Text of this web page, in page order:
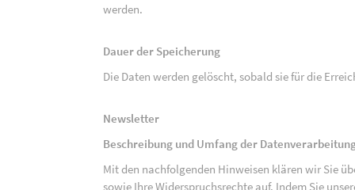
werden.
Dauer der Speicherung
Die Daten werden gelöscht, sobald sie für die
Newsletter
Beschreibung und Umfang der
Mit den nachfolgenden Hinweisen klären wir Sie
sowie Ihre Widerspruchsrechte auf. Indem Sie